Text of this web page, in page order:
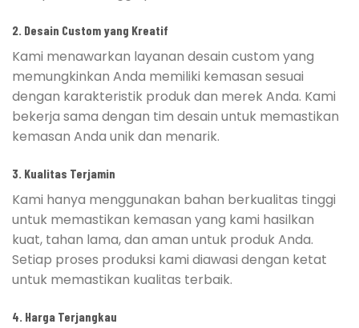
2. Desain Custom yang Kreatif
Kami menawarkan layanan desain custom yang
memungkinkan Anda memiliki kemasan sesuai
dengan karakteristik produk dan merek Anda. Kami
bekerja sama dengan tim desain untuk memastikan
kemasan Anda unik dan menarik.
3. Kualitas Terjamin
Kami hanya menggunakan bahan berkualitas tinggi
untuk memastikan kemasan yang kami hasilkan
kuat, tahan lama, dan aman untuk produk Anda.
Setiap proses produksi kami diawasi dengan ketat
untuk memastikan kualitas terbaik.
4. Harga Terjangkau